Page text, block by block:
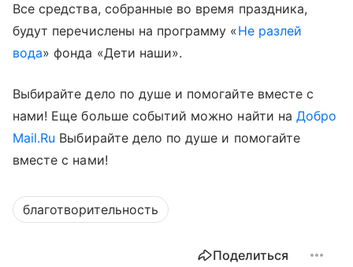
Все средства, собранные во время праздника,
будут перечислены на программу «Не разлей
вода» фонда «Дети наши».
Выбирайте дело по душе и помогайте вместе с
нами! Еще больше событий можно найти на Добро
Mail.Ru Выбирайте дело по душе и помогайте
вместе с нами!
благотворительность
Поделиться